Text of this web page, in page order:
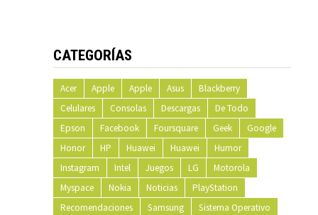
CATEGORÍAS
Acer Apple Apple Asus
Blackberry
Celulares
Consolas Descargas
De Todo
Epson
Facebook Foursquare Geek
Google
Honor
HP Huawei Huawei
Humor
Instagram
Intel Juegos LG
Motorola
Myspace
Nokia Noticias
PlayStation
Recomendaciones
Samsung
Sistema Operativo